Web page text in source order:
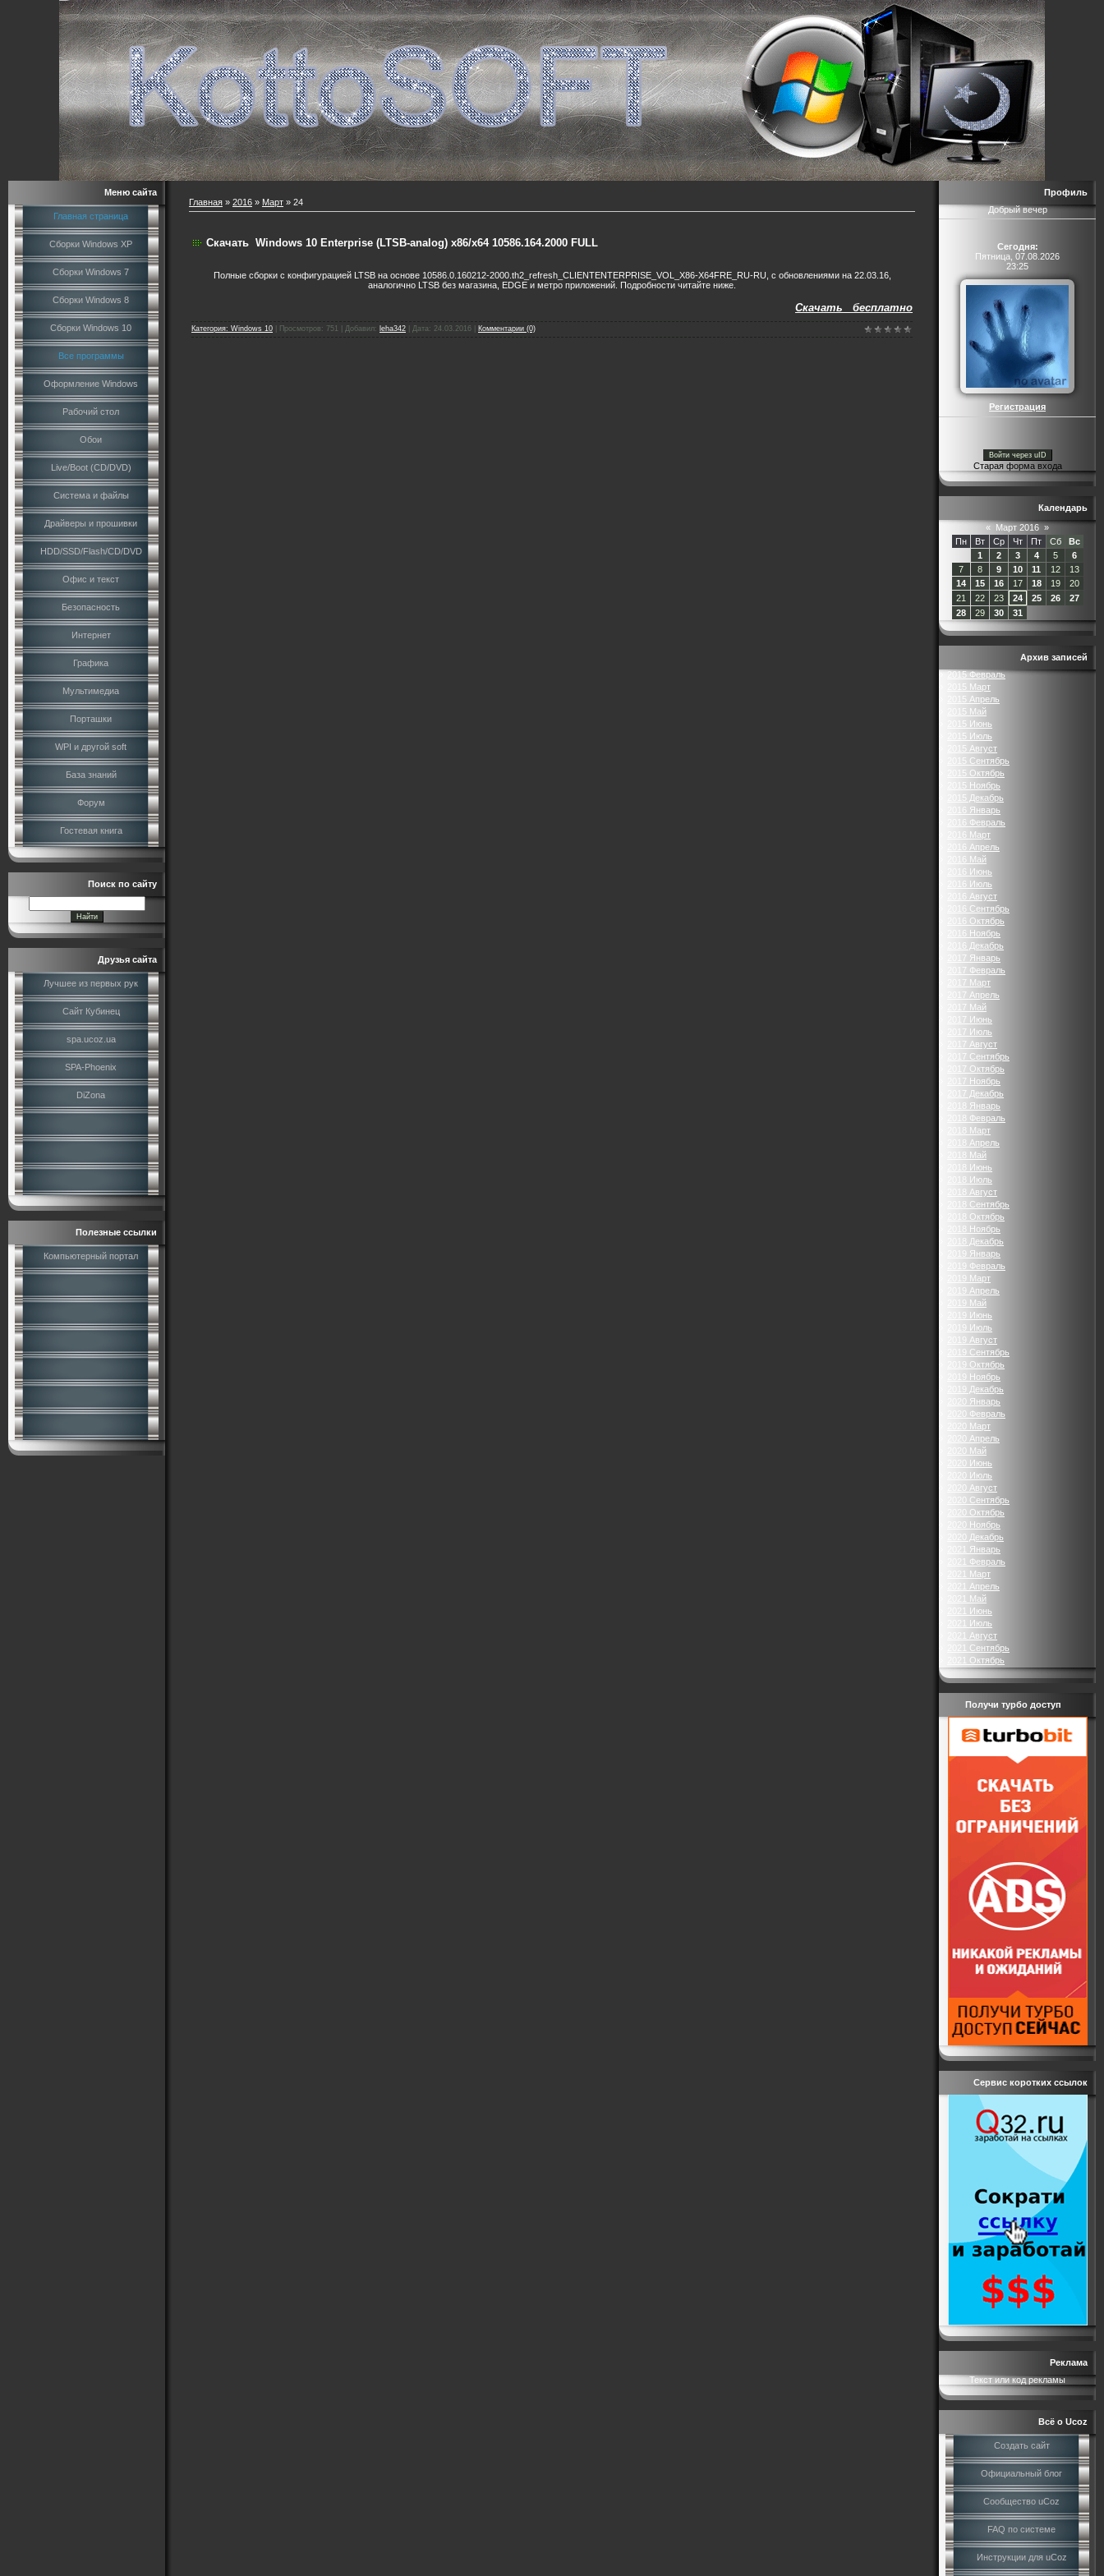
Меню сайта
Главная страница
Сборки Windows XP
Сборки Windows 7
Сборки Windows 8
Сборки Windows 10
Все программы
Оформление Windows
Рабочий стол
Обои
Live/Boot (CD/DVD)
Система и файлы
Драйверы и прошивки
HDD/SSD/Flash/CD/DVD
Офис и текст
Безопасность
Интернет
Графика
Мультимедиа
Порташки
WPI и другой soft
База знаний
Форум
Гостевая книга
Поиск по сайту
Друзья сайта
Лучшее из первых рук
Сайт Кубинец
spa.ucoz.ua
SPA-Phoenix
DiZona
Полезные ссылки
Компьютерный портал
Главная » 2016 » Март » 24
Скачать Windows 10 Enterprise (LTSB-analog) x86/x64 10586.164.2000 FULL
Полные сборки с конфигурацией LTSB на основе 10586.0.160212-2000.th2_refresh_CLIENTENTERPRISE_VOL_X86-Х64FRE_RU-RU, с обновлениями на 22.03.16,
аналогично LTSB без магазина, EDGE и метро приложений. Подробности читайте ниже.
Скачать бесплатно
Категория: Windows 10 Просмотров: 751 Добавил: leha342 Дата: 24.03.2016 Комментарии (0)
Профиль
Добрый вечер
Сегодня:
Пятница, 07.08.2026
23:25
Регистрация
Войти через uID
Старая форма входа
Календарь
« Март 2016 »
Пн
Вт Ср Чт Пт Сб
Вс
1
2 3 4 5
6
7
8 9 10 11 12
13
14
15 16 17 18 19
20
21
22 23 24 25 26
27
28
29 30 31
Архив записей
2015 Февраль
2015 Март
2015 Апрель
2015 Май
2015 Июнь
2015 Июль
2015 Август
2015 Сентябрь
2015 Октябрь
2015 Ноябрь
2015 Декабрь
2016 Январь
2016 Февраль
2016 Март
2016 Апрель
2016 Май
2016 Июнь
2016 Июль
2016 Август
2016 Сентябрь
2016 Октябрь
2016 Ноябрь
2016 Декабрь
2017 Январь
2017 Февраль
2017 Март
2017 Апрель
2017 Май
2017 Июнь
2017 Июль
2017 Август
2017 Сентябрь
2017 Октябрь
2017 Ноябрь
2017 Декабрь
2018 Январь
2018 Февраль
2018 Март
2018 Апрель
2018 Май
2018 Июнь
2018 Июль
2018 Август
2018 Сентябрь
2018 Октябрь
2018 Ноябрь
2018 Декабрь
2019 Январь
2019 Февраль
2019 Март
2019 Апрель
2019 Май
2019 Июнь
2019 Июль
2019 Август
2019 Сентябрь
2019 Октябрь
2019 Ноябрь
2019 Декабрь
2020 Январь
2020 Февраль
2020 Март
2020 Апрель
2020 Май
2020 Июнь
2020 Июль
2020 Август
2020 Сентябрь
2020 Октябрь
2020 Ноябрь
2020 Декабрь
2021 Январь
2021 Февраль
2021 Март
2021 Апрель
2021 Май
2021 Июнь
2021 Июль
2021 Август
2021 Сентябрь
2021 Октябрь
Получи турбо доступ
Сервис коротких ссылок
Реклама
Текст или код рекламы
Всё о Ucoz
Создать сайт
Официальный блог
Сообщество uCoz
FAQ по системе
Инструкции для uCoz